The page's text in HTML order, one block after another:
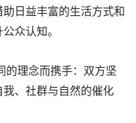
日益丰富的生活方式和
众认知。
的理念而携手：双方坚
、社群与自然的催化